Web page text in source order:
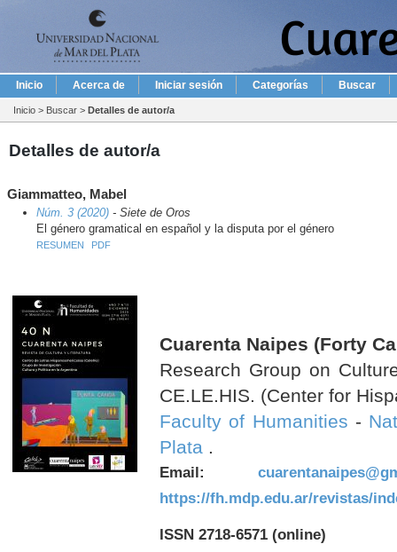
Inicio Acerca de Iniciar sesión Categorías Buscar
Inicio > Buscar > Detalles de autor/a
Detalles de autor/a
Giammatteo, Mabel
Núm. 3 (2020) - Siete de Oros
El género gramatical en español y la disputa por el género
RESUMEN PDF
Cuarenta Naipes (Forty
Research Group on
CE.LE.HIS. (Center for
Faculty of Humanities -
Plata
Email:
https://fh.mdp.edu.ar/revistas/
ISSN 2718-6571 (online)